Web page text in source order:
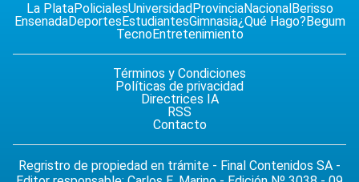
La PlataPolicialesUniversidadProvinciaNacionalBerisso
EnsenadaDeportesEstudiantesGimnasia¿Qué Hago?Begum
TecnoEntretenimiento
Términos y Condiciones
Políticas de privacidad
Directrices IA
RSS
Contacto
Regristro de propiedad en trámite - Final Contenidos SA -